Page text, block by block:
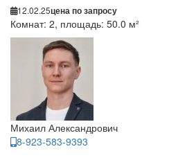
12.02.25цена по запросу
Комнат: 2, площадь: 50.0 м²
Михаил Александрович
8-923-583-9393